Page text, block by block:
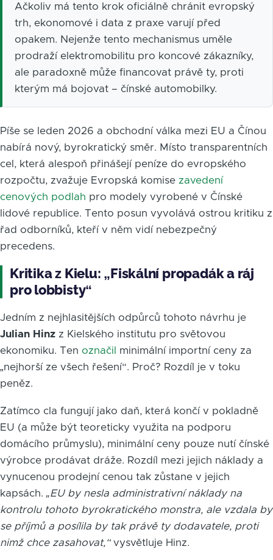
Ačkoliv má tento krok oficiálně chránit evropský
trh, ekonomové i data z praxe varují před
opakem. Nejenže tento mechanismus uměle
prodraží elektromobilitu pro koncové zákazníky,
ale paradoxně může financovat právě ty, proti
kterým má bojovat – čínské automobilky.
Píše se leden 2026 a obchodní válka mezi EU a Čínou
nabírá nový, byrokratický směr. Místo transparentních
cel, která alespoň přinášejí peníze do evropského
rozpočtu, zvažuje Evropská komise zavedení
cenových podlah pro modely vyrobené v Čínské
lidové republice. Tento posun vyvolává ostrou kritiku z
řad odborníků, kteří v něm vidí nebezpečný
precedens.
Kritika z Kielu: „Fiskální propadák a ráj
pro lobbisty“
Jedním z nejhlasitějších odpůrců tohoto návrhu je
Julian Hinz z Kielského institutu pro světovou
ekonomiku. Ten označil
minimální importní ceny za
„nejhorší ze všech řešení“. Proč? Rozdíl je v toku
peněz.
Zatímco cla fungují jako daň, která končí v pokladně
EU (a může být teoreticky využita na podporu
domácího průmyslu), minimální ceny pouze nutí čínské
výrobce prodávat dráže. Rozdíl mezi jejich náklady a
vynucenou prodejní cenou tak zůstane v jejich
kapsách. „EU by nesla administrativní náklady na
kontrolu tohoto byrokratického monstra, ale vzdala by
se příjmů a posílila by tak právě ty dodavatele, proti
nimž chce zasahovat,“vysvětluje Hinz.